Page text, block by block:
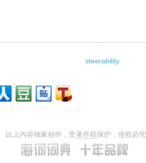
steerability
以上内容独家创作，受著作权保护，侵权必究